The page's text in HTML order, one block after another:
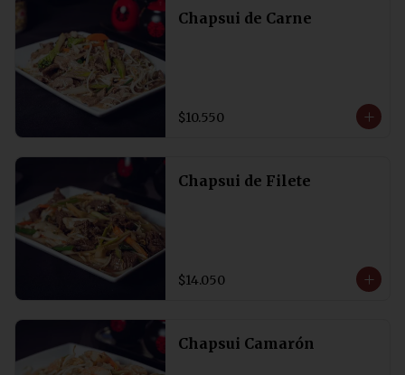
Chapsui de Carne
$10.550
Chapsui de Filete
$14.050
Chapsui Camarón